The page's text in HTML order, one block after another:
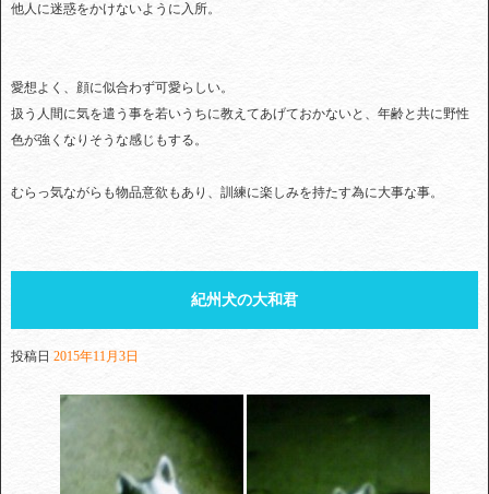
他人に迷惑をかけないように入所。
愛想よく、顔に似合わず可愛らしい。
扱う人間に気を遣う事を若いうちに教えてあげておかないと、年齢と共に野性
色が強くなりそうな感じもする。
むらっ気ながらも物品意欲もあり、訓練に楽しみを持たす為に大事な事。
紀州犬の大和君
投稿日 2015年11月3日